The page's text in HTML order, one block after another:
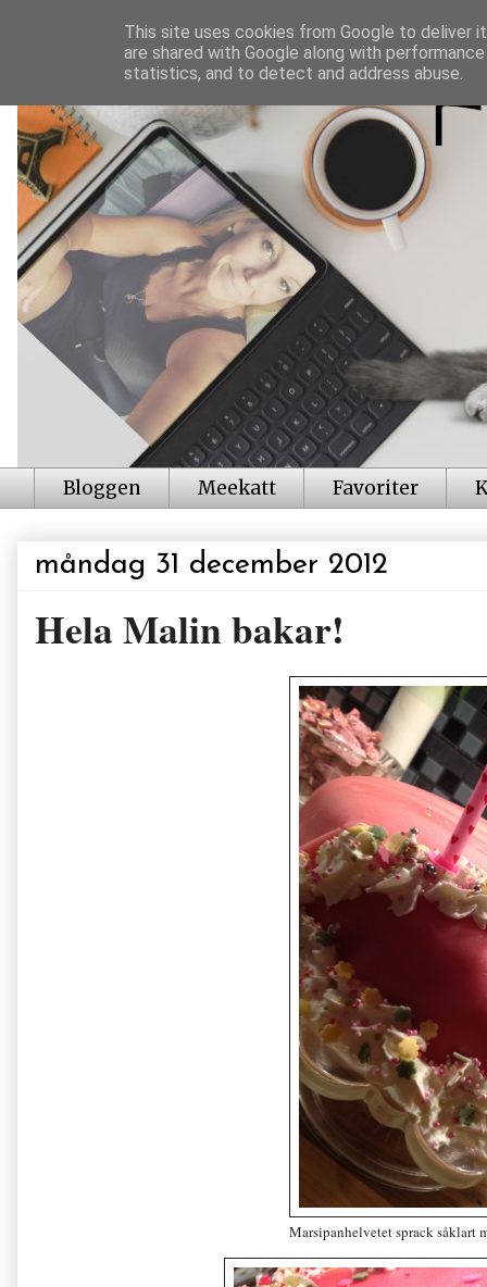
Bloggen Meekatt Favoriter
måndag 31 december 2012
Hela Malin bakar!
Marsipanhelvetet sprack såklart
This site uses cookies from Google to deliver
are shared with Google along with
statistics, and to detect and address abuse.